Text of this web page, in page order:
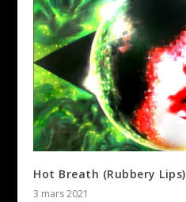
Hot Breath (Rubbery Lips)
3 mars 2021